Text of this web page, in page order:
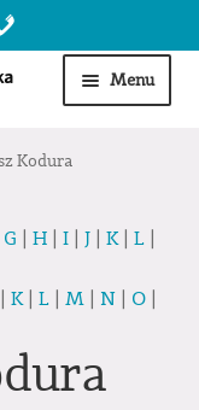
Menu
Kodura
G H| I| J| K| L|
K| L| M| N| O|